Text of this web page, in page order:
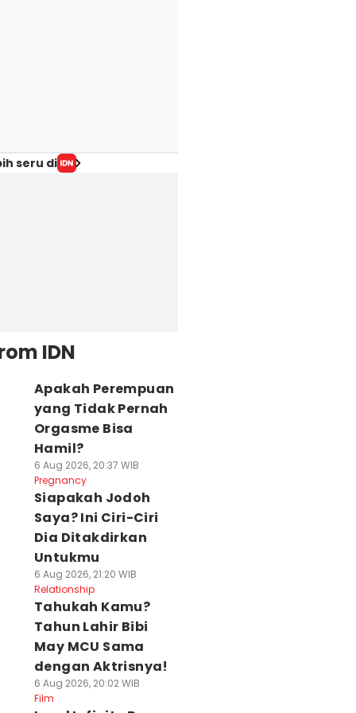
seru di
IDN
Apakah Perempuan
yang Tidak Pernah
Orgasme Bisa
Hamil?
6 Aug 2026, 20:37 WIB
Pregnancy
Siapakah Jodoh
Saya? Ini Ciri-Ciri
Dia Ditakdirkan
Untukmu
6 Aug 2026, 21:20 WIB
Relationship
Tahukah Kamu?
Tahun Lahir Bibi
May MCU Sama
dengan Aktrisnya!
6 Aug 2026, 20:02 WIB
Film